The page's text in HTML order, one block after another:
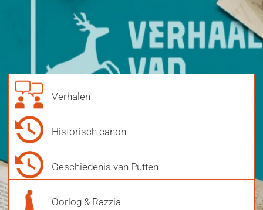
Verhalen
Historisch canon
Geschiedenis van Putten
Oorlog & Razzia